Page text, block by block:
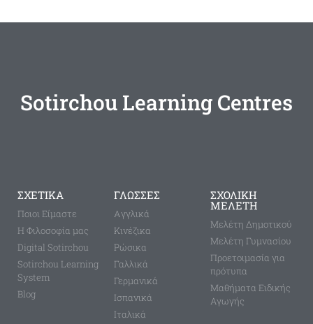
Sotirchou Learning Centres
ΣΧΕΤΙΚΑ
Ποιοι Είμαστε
Η Φιλοσοφία μας
Digital Sotirchou
Sotirchou Learning
System
Blog
ΓΛΩΣΣΕΣ
Aγγλικά
Κινέζικα
Ρώσικα
Γαλλικά
Γερμανικά
Ισπανικά
Ιταλικά
ΣΧΟΛΙΚΗ
ΜΕΛΕΤΗ
Μελέτη Δημοτικού
Μελέτη Γυμνασίου
Προετοιμασία για
πρότυπα
Μαθήματα Ειδικής
Αγωγής